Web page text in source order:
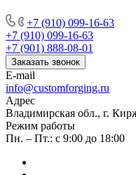
+7 (910) 099-16-63
+7 (910) 099-16-63
+7 (901) 888-08-01
Заказать звонок
E-mail
info@customforging.ru
Адрес
Владимирская обл., г.
Режим работы
Пн. – Пт.: с 9:00 до 18:00